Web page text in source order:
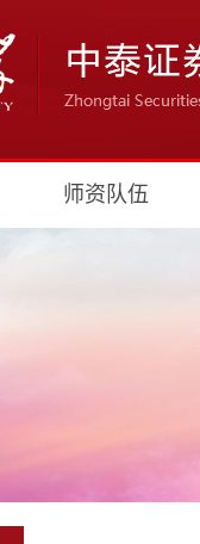
师资队伍